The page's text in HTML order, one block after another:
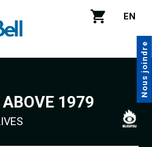
EN
Nous joindre
1979